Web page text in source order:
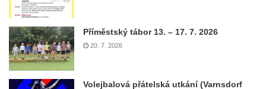
Příměstský tábor 13. – 17. 7. 2026
20. 7. 2026
Volejbalová přátelská utkání (Varnsdorf